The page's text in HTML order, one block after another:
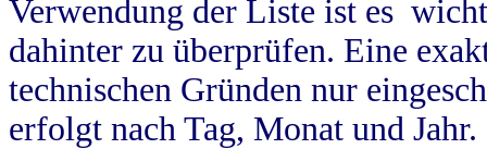
Verwendung der Liste ist es
dahinter zu überprüfen. Eine
technischen Gründen nur
erfolgt nach Tag, Monat und Jahr.